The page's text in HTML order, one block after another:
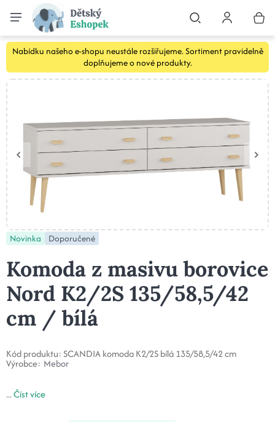
Nabídku našeho e-shopu neustále rozšiřujeme. Sortiment pravidelně
doplňujeme o nové produkty.
Novinka Doporučené
Komoda z masivu borovice
Nord K2/2S 135/58,5/42
cm / bílá
Kód produktu: SCANDIA komoda K2/2S bílá 135/58,5/42 cm
Výrobce: Mebor
...Číst více